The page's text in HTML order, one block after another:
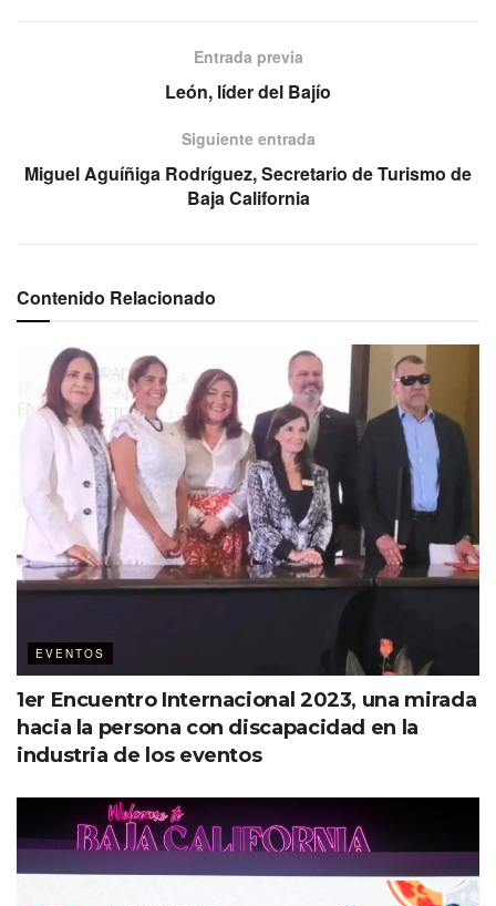
Entrada previa
León, líder del Bajío
Siguiente entrada
Miguel Aguíñiga Rodríguez, Secretario de Turismo de
Baja California
Contenido Relacionado
EVENTOS
1er Encuentro Internacional 2023, una mirada
hacia la persona con discapacidad en la
industria de los eventos